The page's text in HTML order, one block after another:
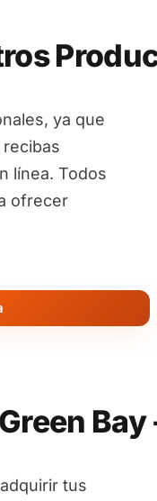
ya que
línea. Todos
ofrecer
tus